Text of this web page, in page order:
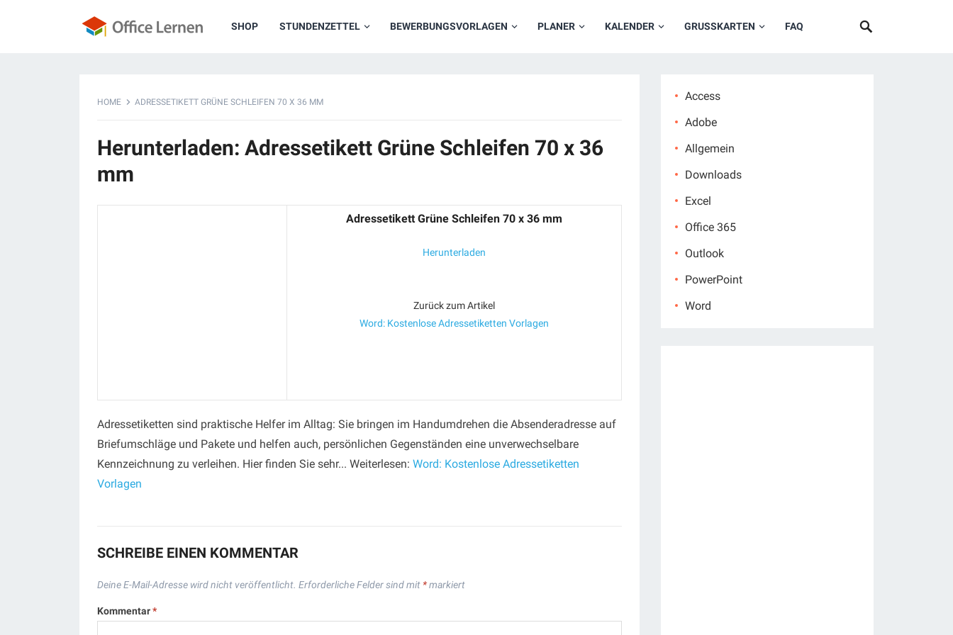
SHOP STUNDENZETTEL BEWERBUNGSVORLAGEN PLANER KALENDER GRUSSKARTEN FAQ
HOME ADRESSETIKETT GRÜNE SCHLEIFEN 70 X 36 MM
Herunterladen: Adressetikett Grüne Schleifen 70 x 36
mm
Adressetikett Grüne Schleifen 70 x 36 mm
Herunterladen
Zurück zum Artikel
Word: Kostenlose Adressetiketten Vorlagen
Adressetiketten sind praktische Helfer im Alltag: Sie bringen im Handumdrehen die Absenderadresse auf
Briefumschläge und Pakete und helfen auch, persönlichen Gegenständen eine unverwechselbare
Kennzeichnung zu verleihen. Hier finden Sie sehr... Weiterlesen: Word: Kostenlose Adressetiketten
Vorlagen
SCHREIBE EINEN KOMMENTAR
Deine E-Mail-Adresse wird nicht veröffentlicht. Erforderliche Felder sind mit *markiert
Kommentar*
Access
Adobe
Allgemein
Downloads
Excel
Office 365
Outlook
PowerPoint
Word